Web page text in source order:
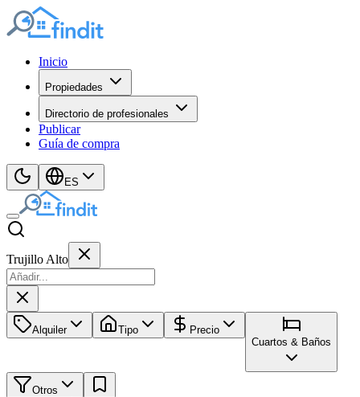
Inicio
Propiedades
Directorio de profesionales
Publicar
Guía de compra
ES
Trujillo Alto
Alquiler Tipo
Precio
Cuartos & Baños
Otros